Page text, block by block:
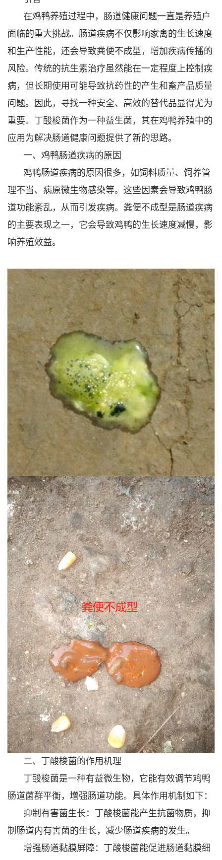
在鸡鸭养殖过程中，肠道健康问题一直是养殖户
面临的重大挑战。肠道疾病不仅影响家禽的生长速度
和生产性能，还会导致粪便不成型，增加疾病传播的
风险。传统的抗生素治疗虽然能在一定程度上控制疾
病，但长期使用可能导致抗药性的产生和畜产品质量
问题。因此，寻找一种安全、高效的替代品显得尤为
重要。丁酸梭菌作为一种益生菌，其在鸡鸭养殖中的
应用为解决肠道健康问题提供了新的思路。
一、鸡鸭肠道疾病的原因
鸡鸭肠道疾病的原因很多，如饲料质量、饲养管
理不当、病原微生物感染等。这些因素会导致鸡鸭肠
道功能紊乱，从而引发疾病。粪便不成型是肠道疾病
的主要表现之一，它会导致鸡鸭的生长速度减慢，影
响养殖效益。
二、丁酸梭菌的作用机理
丁酸梭菌是一种有益微生物，它能有效调节鸡鸭
肠道菌群平衡，增强肠道功能。具体作用机制如下：
抑制有害菌生长：丁酸梭菌能产生抗菌物质，抑
制肠道内有害菌的生长，减少肠道疾病的发生。
增强肠道黏膜屏障：丁酸梭菌能促进肠道黏膜细